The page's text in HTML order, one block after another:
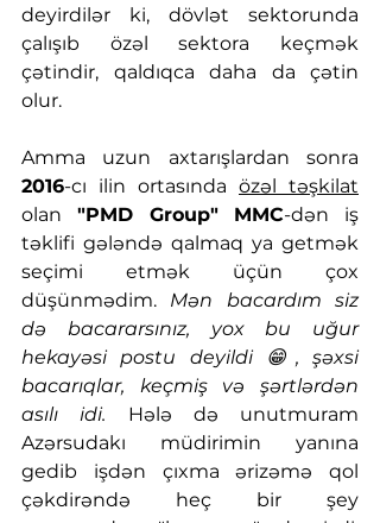
deyirdilər ki, dövlət sektorunda
çalışıb özəl sektora keçmək
çətindir, qaldıqca daha da çətin
olur.
2016-cı ilin ortasında özəl təşkilat
olan "PMD Group" MMC-dən iş
təklifi gələndə qalmaq ya getmək
seçimi etmək üçün çox
düşünmədim. Mən bacardım siz
də bacararsınız, yox bu uğur
hekayəsi postu deyildi 😁, şəxsi
bacarıqlar, keçmiş və şərtlərdən
asılı idi. Hələ də unutmuram
Azərsudakı müdirimin yanına
gedib işdən çıxma ərizəmə qol
çəkdirəndə heç bir şey